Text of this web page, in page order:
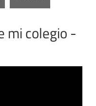
mi colegio -